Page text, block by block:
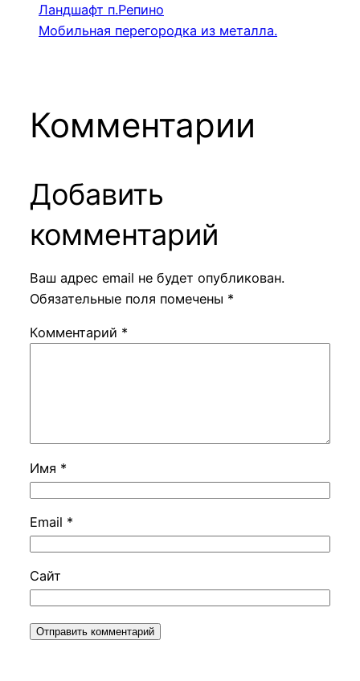
Ландшафт п.Репино
Мобильная перегородка из металла.
Комментарии
Добавить
комментарий
Ваш адрес email не будет опубликован.
Обязательные поля помечены *
Комментарий *
Имя *
Email *
Сайт